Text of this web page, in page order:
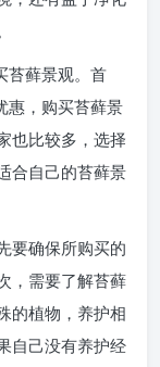
苔藓景观。首
惠，购买苔藓景
也比较多，选择
合自己的苔藓景
要确保所购买的
，需要了解苔藓
的植物，养护相
自己没有养护经